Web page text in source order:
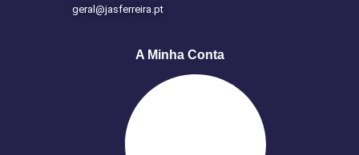
geral@jasferreira.pt
A Minha Conta